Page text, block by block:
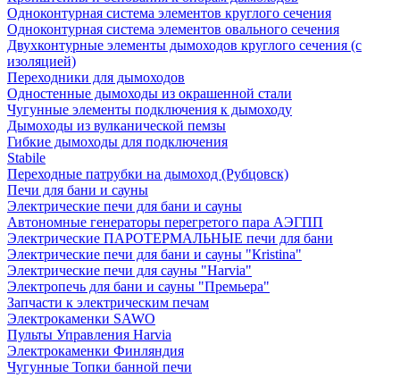
Одноконтурная система элементов круглого сечения
Одноконтурная система элементов овального сечения
Двухконтурные элементы дымоходов круглого сечения (с
изоляцией)
Переходники для дымоходов
Одностенные дымоходы из окрашенной стали
Чугунные элементы подключения к дымоходу
Дымоходы из вулканической пемзы
Гибкие дымоходы для подключения
Stabile
Переходные патрубки на дымоход (Рубцовск)
Печи для бани и сауны
Электрические печи для бани и сауны
Автономные генераторы перегретого пара АЭГПП
Электрические ПАРОТЕРМАЛЬНЫЕ печи для бани
Электрические печи для бани и сауны "Кristina"
Электрические печи для сауны "Harvia"
Электропечь для бани и сауны "Премьера"
Запчасти к электрическим печам
Электрокаменки SAWO
Пульты Управления Harvia
Электрокаменки Финляндия
Чугунные Топки банной печи